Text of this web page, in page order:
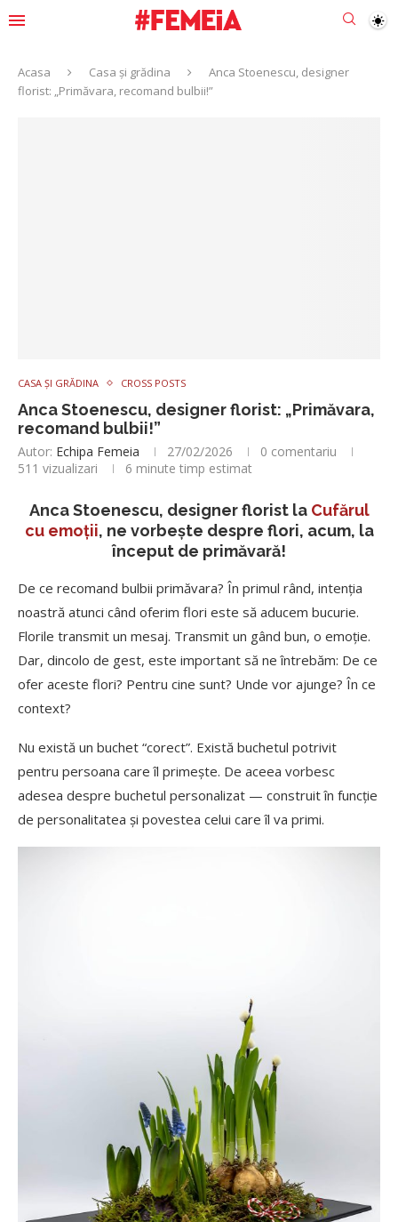
Acasa Casa și grădina
Anca Stoenescu, designer
florist: „Primăvara, recomand bulbii!”
CASA ȘI GRĂDINA CROSS POSTS
Anca Stoenescu, designer florist: „Primăvara,
recomand bulbii!”
Autor: Echipa Femeia 27/02/2026
0 comentariu
511 vizualizari 6 minute timp estimat
Anca Stoenescu, designer florist la Cufărul
cu emoții, ne vorbește despre flori, acum, la
început de primăvară!
De ce recomand bulbii primăvara? În primul rând, intenția
noastră atunci când oferim flori este să aducem bucurie.
Florile transmit un mesaj. Transmit un gând bun, o emoție.
Dar, dincolo de gest, este important să ne întrebăm: De ce
ofer aceste flori? Pentru cine sunt? Unde vor ajunge? În ce
context?
Nu există un buchet “corect”. Există buchetul potrivit
pentru persoana care îl primește. De aceea vorbesc
adesea despre buchetul personalizat — construit în funcție
de personalitatea și povestea celui care îl va primi.